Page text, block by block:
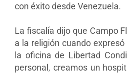
con éxito desde Venezuela.
La fiscalía dijo que Campo
a la religión cuando
la oficina de Libertad
personal, creamos un